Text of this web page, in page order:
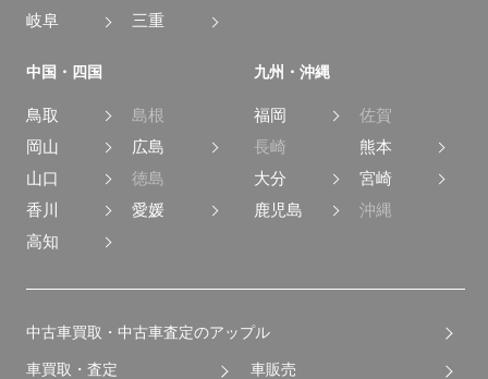
岐阜
三重
中国・四国
鳥取
島根
岡山
広島
山口
徳島
香川
愛媛
高知
九州・沖縄
福岡
佐賀
長崎
熊本
大分
宮崎
鹿児島
沖縄
中古車買取・中古車査定のアップル
車買取・査定 車販売